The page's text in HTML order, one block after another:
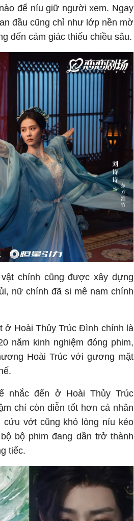
để níu giữ người xem. Ngay
đầu cũng chỉ như lớp nền mờ
đến cảm giác thiếu chiều sâu.
chính cũng được xây dựng
nữ chính đã si mê nam chính
ở Hoài Thủy Trúc Đình chính là
năm kinh nghiệm đóng phim,
Hoài Trúc với gương mặt
nhắc đến ở Hoài Thủy Trúc
chí còn diễn tốt hơn cả nhân
cứu vớt cũng khó lòng níu kéo
bộ phim đang dần trở thành
tiếc.